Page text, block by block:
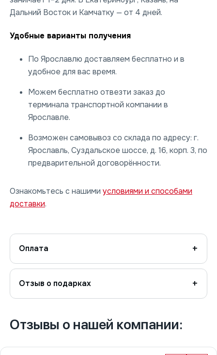
Дальний Восток и Камчатку — от 4 дней.
Удобные варианты получения
По Ярославлю доставляем бесплатно и в
удобное для вас время.
Можем бесплатно отвезти заказ до
терминала транспортной компании в
Ярославле.
Возможен самовывоз со склада по адресу: г.
Ярославль, Суздальское шоссе, д. 16, корп. 3, по
предварительной договорённости.
Ознакомьтесь с нашими условиями и способами
доставки.
Оплата
Отзыв о подарках
Отзывы о нашей компании: